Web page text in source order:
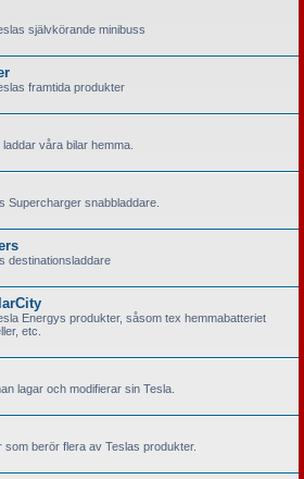
självkörande minibuss
framtida produkter
våra bilar hemma.
Supercharger snabbladdare.
destinationsladdare
Energys produkter, såsom tex hemmabatteriet
etc.
lagar och modifierar sin Tesla.
berör flera av Teslas produkter.